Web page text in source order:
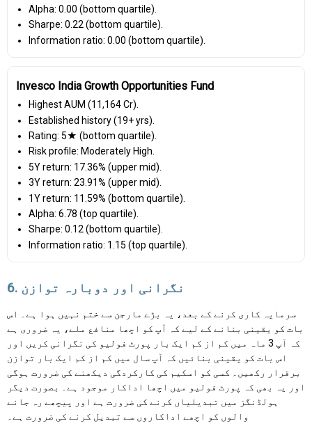
Alpha: 0.00 (bottom quartile).
Sharpe: 0.22 (bottom quartile).
Information ratio: 0.00 (bottom quartile).
Invesco India Growth Opportunities Fund
Highest AUM (₹11,164 Cr).
Established history (19+ yrs).
Rating: 5★ (bottom quartile).
Risk profile: Moderately High.
5Y return: 17.36% (upper mid).
3Y return: 23.91% (upper mid).
1Y return: 11.59% (bottom quartile).
Alpha: 6.78 (top quartile).
Sharpe: 0.12 (bottom quartile).
Information ratio: 1.15 (top quartile).
6. نگرانی اور دوبارہ توازن
سرمایہ کاری کرنے کے بعد، یہ بڑے مارجن سے ختم نہیں ہوا ہے۔ اس
بات کو یقینی بنانے کے لیے کہ آپ کو اچھا منافع ملے، یہ ضروری ہے
کہ آپ 3 ماہ میں کم از کم ایک بار پورٹ فولیو کی نگرانی کریں اور
اس بات کو یقینی بنائیں کہ آپ سال میں کم از کم ایک بار توازن
برقرار رکھیں۔ کسی کو اسکیم کی کارکردگی دیکھنے کی ضرورت ہوگی
اور یہ بھی کہ پورٹ فولیو میں اچھا اداکار موجود ہے۔ بصورت دیگر
ہولڈنگز میں تبدیلیاں کرنے کی ضرورت ہے اور پیچھے رہ جانے
والوں کو اچھے اداکاروں سے تبدیل کرنے کی ضرورت ہے۔